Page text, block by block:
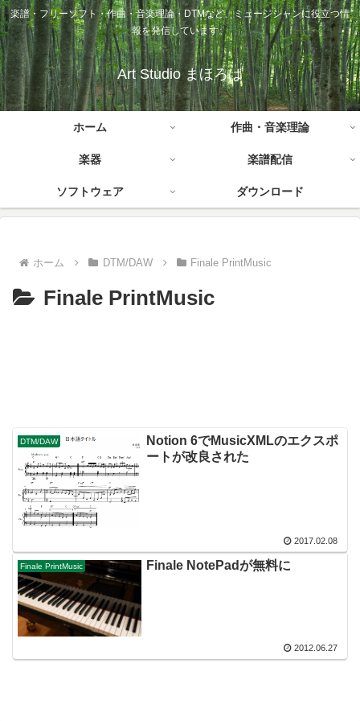
楽譜・フリーソフト・作曲・音楽理論・DTMなど、ミュージシャンに役立つ情
報を発信しています。
Art Studio まほろば
ホーム 作曲・音楽理論
楽器 楽譜配信
ソフトウェア ダウンロード
ホーム DTM/DAW Finale PrintMusic
Finale PrintMusic
DTM/DAW
Notion 6でMusicXMLのエクスポ
ートが改良された
2017.02.08
Finale PrintMusic Finale NotePadが無料に
2012.06.27